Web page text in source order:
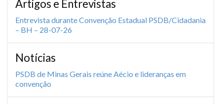
Artigos e Entrevistas
Entrevista durante Convenção Estadual PSDB/Cidadania
– BH – 28-07-26
Notícias
PSDB de Minas Gerais reúne Aécio e lideranças em
convenção